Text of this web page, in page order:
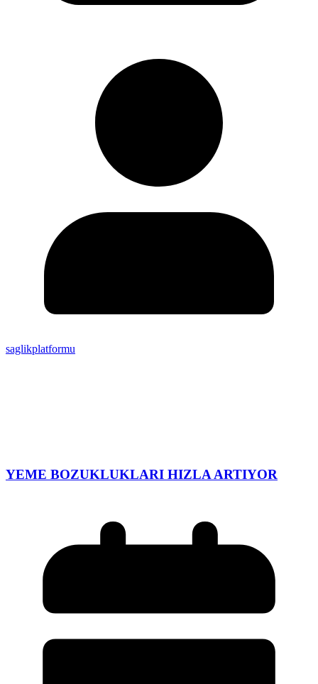
saglikplatformu
YEME BOZUKLUKLARI HIZLA ARTIYOR